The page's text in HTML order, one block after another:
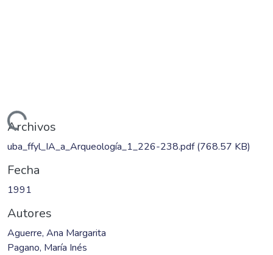
Archivos
uba_ffyl_IA_a_Arqueología_1_226-238.pdf(768.57 KB)
Fecha
1991
Autores
Aguerre, Ana Margarita
Pagano, María Inés